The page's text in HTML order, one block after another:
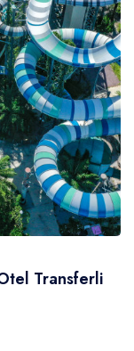
Transferli